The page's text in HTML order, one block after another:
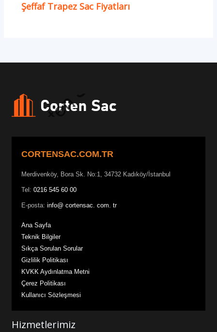
Şeffaf Trapez Sac Fiyatları
CORTENSAC.COM.TR
Merdivenköy, Bora Sk. No:1, 34732 Kadıköy/İstanbul
Tel: 0216 545 60 00
E-posta: info@ cortensac. com. tr
Ana Sayfa
Teknik Bilgiler
Sıkça Sorulan Sorular
Gizlilik Politikası
KVKK Aydınlatma Metni
Çerez Politikası
Kullanıcı Sözleşmesi
Hizmetlerimiz